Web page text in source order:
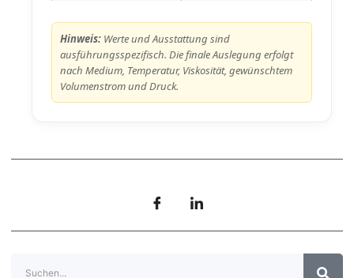
Hinweis: Werte und Ausstattung sind
ausführungsspezifisch. Die finale Auslegung erfolgt
nach Medium, Temperatur, Viskosität, gewünschtem
Volumenstrom und Druck.